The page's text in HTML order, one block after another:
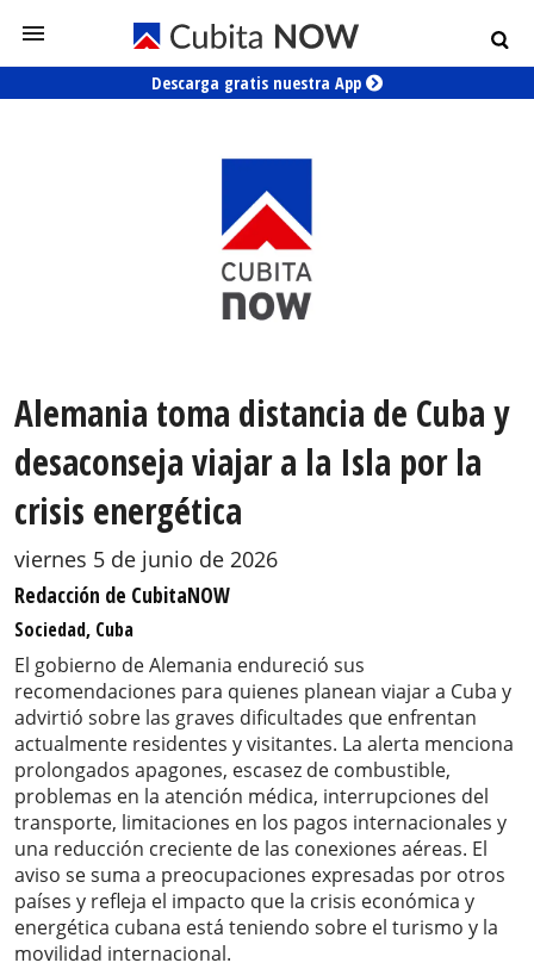
Descarga gratis nuestra App
Alemania toma distancia de Cuba y
desaconseja viajar a la Isla por la
crisis energética
viernes 5 de junio de 2026
Redacción de CubitaNOW
Sociedad, Cuba
El gobierno de Alemania endureció sus
recomendaciones para quienes planean viajar a Cuba y
advirtió sobre las graves dificultades que enfrentan
actualmente residentes y visitantes. La alerta menciona
prolongados apagones, escasez de combustible,
problemas en la atención médica, interrupciones del
transporte, limitaciones en los pagos internacionales y
una reducción creciente de las conexiones aéreas. El
aviso se suma a preocupaciones expresadas por otros
países y refleja el impacto que la crisis económica y
energética cubana está teniendo sobre el turismo y la
movilidad internacional.